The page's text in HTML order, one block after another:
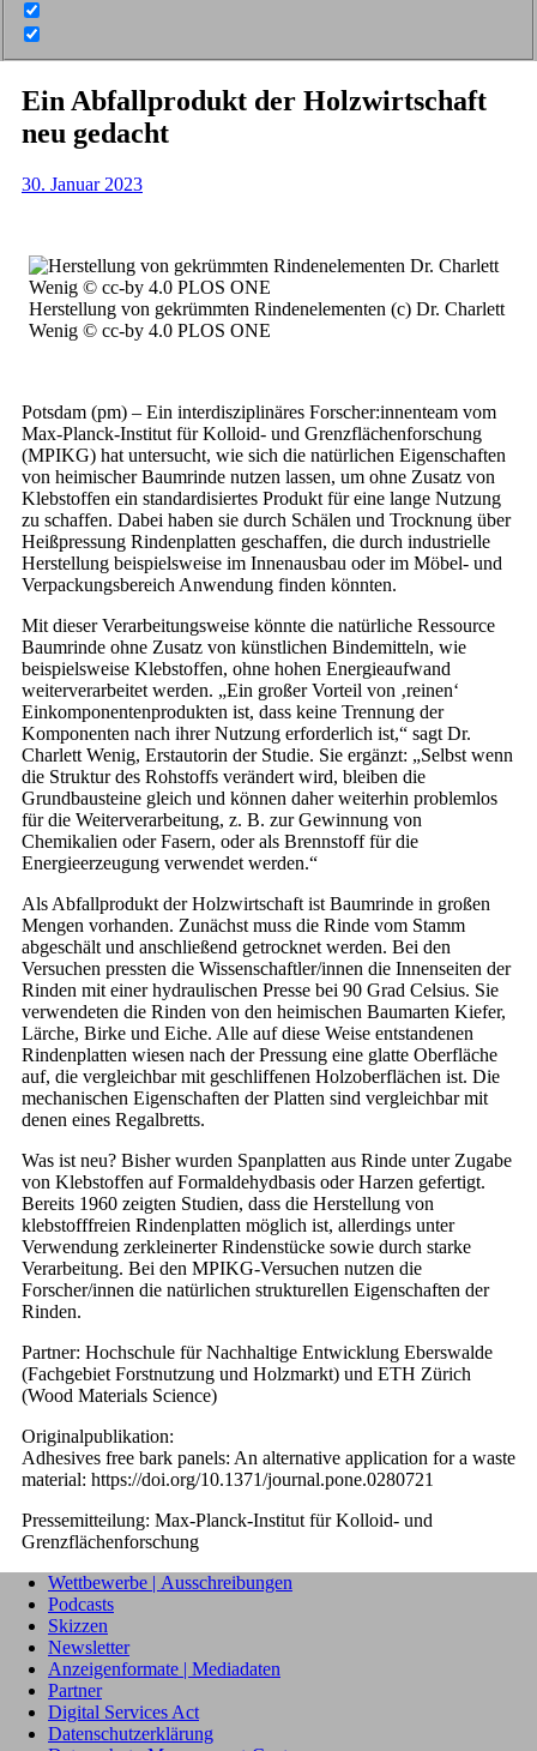
Ein Abfallprodukt der Holzwirtschaft
neu gedacht
30. Januar 2023
Herstellung von gekrümmten Rindenelementen (c) Dr. Charlett
Wenig © cc-by 4.0 PLOS ONE
Potsdam (pm) – Ein interdisziplinäres Forscher:innenteam vom
Max-Planck-Institut für Kolloid- und Grenzflächenforschung
(MPIKG) hat untersucht, wie sich die natürlichen Eigenschaften
von heimischer Baumrinde nutzen lassen, um ohne Zusatz von
Klebstoffen ein standardisiertes Produkt für eine lange Nutzung
zu schaffen. Dabei haben sie durch Schälen und Trocknung über
Heißpressung Rindenplatten geschaffen, die durch industrielle
Herstellung beispielsweise im Innenausbau oder im Möbel- und
Verpackungsbereich Anwendung finden könnten.
Mit dieser Verarbeitungsweise könnte die natürliche Ressource
Baumrinde ohne Zusatz von künstlichen Bindemitteln, wie
beispielsweise Klebstoffen, ohne hohen Energieaufwand
weiterverarbeitet werden. „Ein großer Vorteil von ‚reinen‘
Einkomponentenprodukten ist, dass keine Trennung der
Komponenten nach ihrer Nutzung erforderlich ist,“ sagt Dr.
Charlett Wenig, Erstautorin der Studie. Sie ergänzt: „Selbst wenn
die Struktur des Rohstoffs verändert wird, bleiben die
Grundbausteine gleich und können daher weiterhin problemlos
für die Weiterverarbeitung, z. B. zur Gewinnung von
Chemikalien oder Fasern, oder als Brennstoff für die
Energieerzeugung verwendet werden.“
Als Abfallprodukt der Holzwirtschaft ist Baumrinde in großen
Mengen vorhanden. Zunächst muss die Rinde vom Stamm
abgeschält und anschließend getrocknet werden. Bei den
Versuchen pressten die Wissenschaftler/innen die Innenseiten der
Rinden mit einer hydraulischen Presse bei 90 Grad Celsius. Sie
verwendeten die Rinden von den heimischen Baumarten Kiefer,
Lärche, Birke und Eiche. Alle auf diese Weise entstandenen
Rindenplatten wiesen nach der Pressung eine glatte Oberfläche
auf, die vergleichbar mit geschliffenen Holzoberflächen ist. Die
mechanischen Eigenschaften der Platten sind vergleichbar mit
denen eines Regalbretts.
Was ist neu? Bisher wurden Spanplatten aus Rinde unter Zugabe
von Klebstoffen auf Formaldehydbasis oder Harzen gefertigt.
Bereits 1960 zeigten Studien, dass die Herstellung von
klebstofffreien Rindenplatten möglich ist, allerdings unter
Verwendung zerkleinerter Rindenstücke sowie durch starke
Verarbeitung. Bei den MPIKG-Versuchen nutzen die
Forscher/innen die natürlichen strukturellen Eigenschaften der
Rinden.
Partner: Hochschule für Nachhaltige Entwicklung Eberswalde
(Fachgebiet Forstnutzung und Holzmarkt) und ETH Zürich
(Wood Materials Science)
Originalpublikation:
Adhesives free bark panels: An alternative application for a waste
material: https://doi.org/10.1371/journal.pone.0280721
Pressemitteilung: Max-Planck-Institut für Kolloid- und
Grenzflächenforschung
Wettbewerbe | Ausschreibungen
Podcasts
Skizzen
Newsletter
Anzeigenformate | Mediadaten
Partner
Digital Services Act
Datenschutzerklärung